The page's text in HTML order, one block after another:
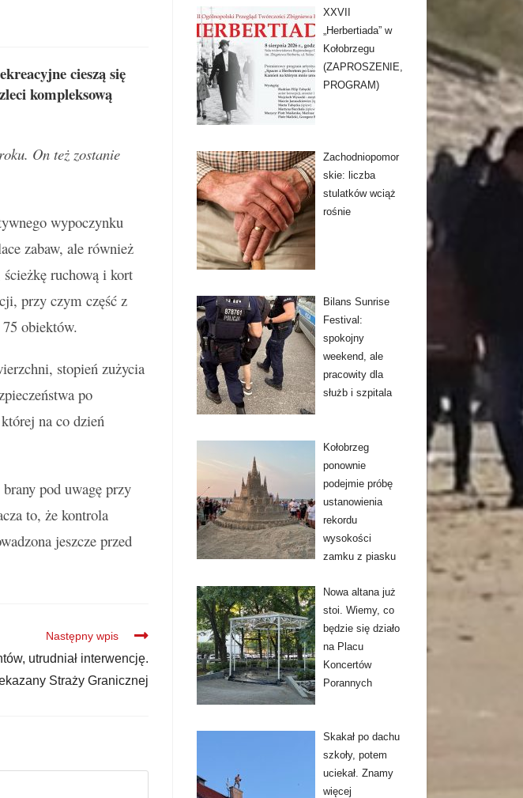
cieszą się
kompleksową
On też zostanie
wypoczynku
zabaw, ale również
ruchową i kort
przy czym część z
obiektów.
stopień zużycia
po
na co dzień
pod uwagę przy
to, że kontrola
jeszcze przed
Następny wpis
utrudniał interwencję.
Straży Granicznej
XXVII
„Herbertiada” w
Kołobrzegu
(ZAPROSZENIE,
PROGRAM)
Zachodniopomor
skie: liczba
stulatków wciąż
rośnie
Bilans Sunrise
Festival:
spokojny
weekend, ale
pracowity dla
służb i szpitala
Kołobrzeg
ponownie
podejmie próbę
ustanowienia
rekordu
wysokości
zamku z piasku
Nowa altana już
stoi. Wiemy, co
będzie się działo
na Placu
Koncertów
Porannych
Skakał po dachu
szkoły, potem
uciekał. Znamy
więcej